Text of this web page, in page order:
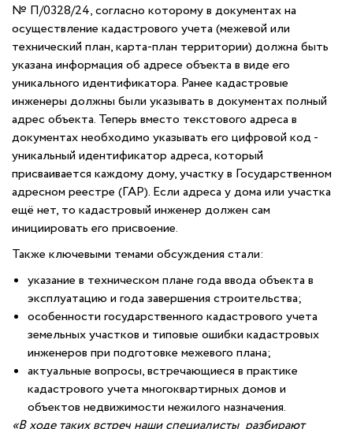
№ П/0328/24, согласно которому в документах на
осуществление кадастрового учета (межевой или
технический план, карта-план территории) должна быть
указана информация об адресе объекта в виде его
уникального идентификатора. Ранее кадастровые
инженеры должны были указывать в документах полный
адрес объекта. Теперь вместо текстового адреса в
документах необходимо указывать его цифровой код -
уникальный идентификатор адреса, который
присваивается каждому дому, участку в Государственном
адресном реестре (ГАР). Если адреса у дома или участка
ещё нет, то кадастровый инженер должен сам
инициировать его присвоение.
Также ключевыми темами обсуждения стали:
указание в техническом плане года ввода объекта в
эксплуатацию и года завершения строительства;
особенности государственного кадастрового учета
земельных участков и типовые ошибки кадастровых
инженеров при подготовке межевого плана;
актуальные вопросы, встречающиеся в практике
кадастрового учета многоквартирных домов и
объектов недвижимости нежилого назначения.
«В ходе таких встреч наши специалисты разбирают